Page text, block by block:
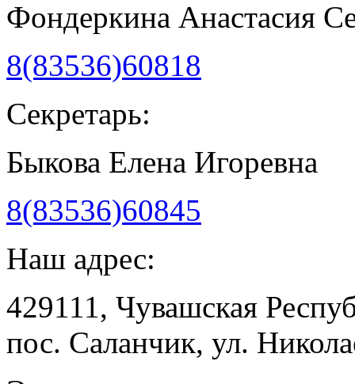
Фондеркина Анастасия
8(83536)60818
Секретарь:
Быкова Елена Игоревна
8(83536)60845
Наш адрес:
429111, Чувашская
пос. Саланчик, ул.